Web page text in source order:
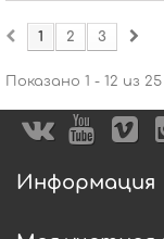
1 2 3
Показано 1 - 12 из
Информация